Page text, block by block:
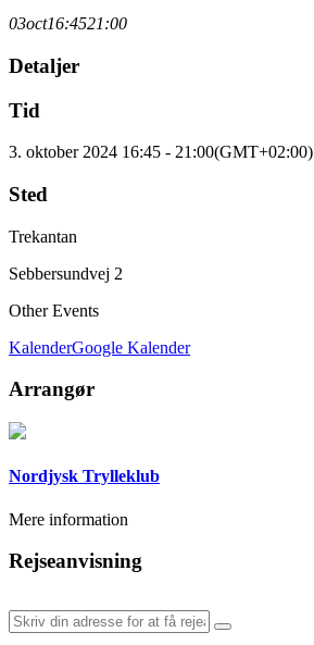
03oct16:4521:00
Detaljer
Tid
3. oktober 2024 16:45 - 21:00(GMT+02:00)
Sted
Trekantan
Sebbersundvej 2
Other Events
KalenderGoogle Kalender
Arrangør
Nordjysk Trylleklub
Mere information
Rejseanvisning